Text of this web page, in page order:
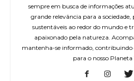
sempre em busca de informações
grande relevância para a sociedade,
sustentáveis ao redor do mundo e
apaixonado pela natureza.
mantenha-se informado,
para o nosso Planeta